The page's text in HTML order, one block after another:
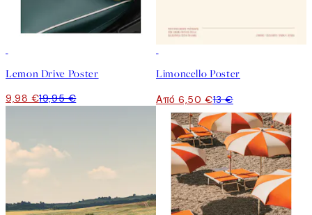
Lemon Drive Poster
9,98 €19,95 €
Limoncello Poster
Από 6,50 €13 €